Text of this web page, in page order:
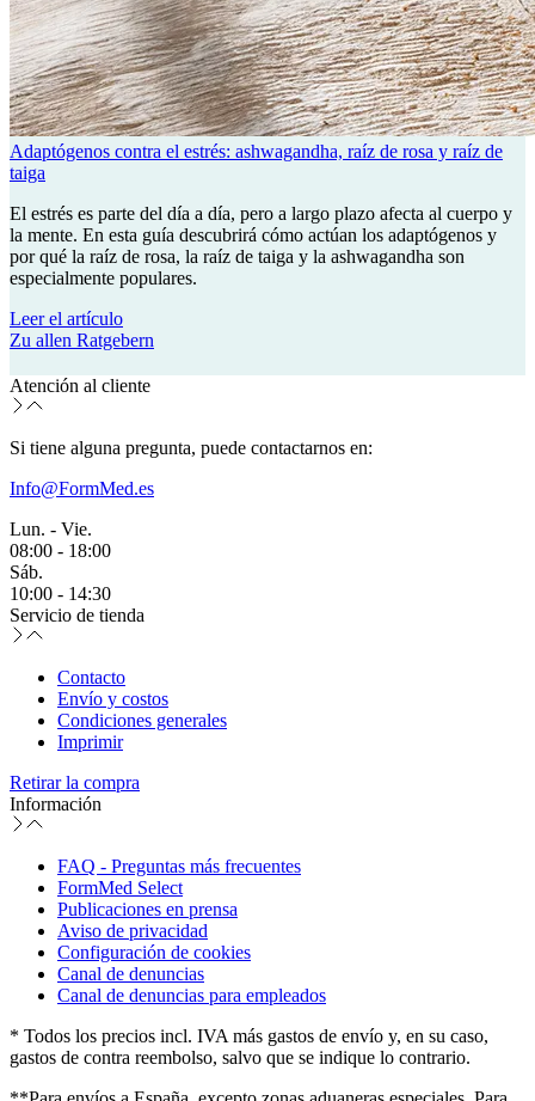
Adaptógenos contra el estrés: ashwagandha, raíz de rosa y raíz de
taiga
El estrés es parte del día a día, pero a largo plazo afecta al cuerpo y
la mente. En esta guía descubrirá cómo actúan los adaptógenos y
por qué la raíz de rosa, la raíz de taiga y la ashwagandha son
especialmente populares.
Leer el artículo
Zu allen Ratgebern
Atención al cliente
Si tiene alguna pregunta, puede contactarnos en:
Info@FormMed.es
Lun. - Vie.
08:00 - 18:00
Sáb.
10:00 - 14:30
Servicio de tienda
Contacto
Envío y costos
Condiciones generales
Imprimir
Retirar la compra
Información
FAQ - Preguntas más frecuentes
FormMed Select
Publicaciones en prensa
Aviso de privacidad
Configuración de cookies
Canal de denuncias
Canal de denuncias para empleados
* Todos los precios incl. IVA más gastos de envío y, en su caso,
gastos de contra reembolso, salvo que se indique lo contrario.